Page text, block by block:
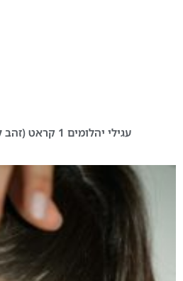
עגילי יהלומים 1 קראט (זהב לבן / אדום / צהוב)